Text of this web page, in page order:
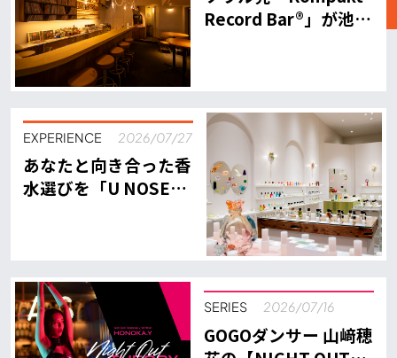
Record Bar®︎」が池尻
EXPERIENCE 2026/07/27
あなたと向き合った香
水選びを「U NOSE
SERIES 2026/07/16
GOGOダンサー 山﨑穂